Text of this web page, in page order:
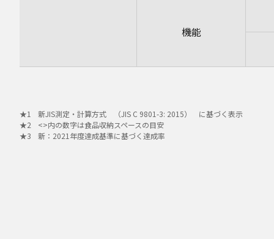
機能
新JIS測定・計算方式 （JIS C 9801-3: 2015） に基づく表示
<>内の数字は食品収納スペースの目安
新：2021年度達成基準に基づく達成率